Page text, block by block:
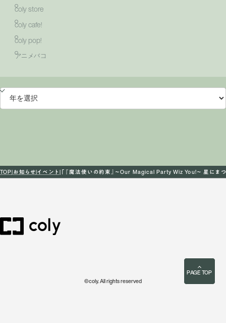
TOP お知らせイベント 「『魔法使いの約束』～Our Magical Party Wiz You!～ 星にま
coly store
coly cafe!
coly pop!
アニメバコ
PAGE TOP
©coly. All rights reserved